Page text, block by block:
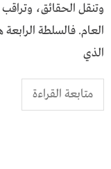
وتنقل الحقائق،
العام. فالسلطة الرابعة
الذي
متابعة القراءة